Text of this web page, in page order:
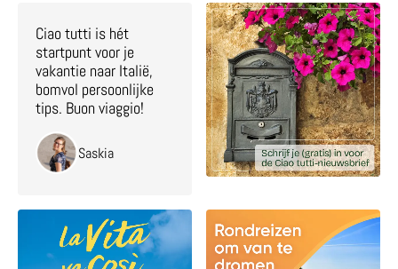
Ciao tutti is hét
startpunt voor je
vakantie naar Italië,
bomvol persoonlijke
tips. Buon viaggio!
Saskia